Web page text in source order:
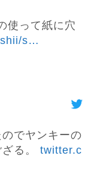
使って紙に穴
s…
でヤンキーの
る。 twitter.c